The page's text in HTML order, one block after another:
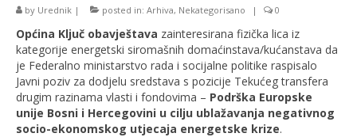
by Urednik | posted in: Arhiva, Nekategorisano | 0
Općina Ključ obavještava zainteresirana fizička lica iz
kategorije energetski siromašnih domaćinstava/kućanstava da
je Federalno ministarstvo rada i socijalne politike raspisalo
Javni poziv za dodjelu sredstava s pozicije Tekućeg transfera
drugim razinama vlasti i fondovima – Podrška Europske
unije Bosni i Hercegovini u cilju ublažavanja negativnog
socio-ekonomskog utjecaja energetske krize.